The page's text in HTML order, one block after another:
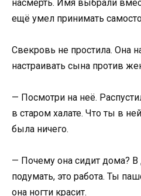
насмерть. Имя выбрали
ещё умел принимать
Свекровь не простила. Она
настраивать сына против
— Посмотри на неё.
в старом халате. Что ты в
была ничего.
— Почему она сидит дома?
подумать, это работа. Ты
она ногти красит.